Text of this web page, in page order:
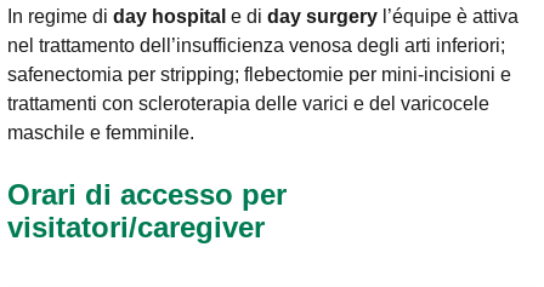
In regime di day hospital e di day surgery l’équipe è attiva
nel trattamento dell’insufficienza venosa degli arti inferiori;
safenectomia per stripping; flebectomie per mini-incisioni e
trattamenti con scleroterapia delle varici e del varicocele
maschile e femminile.
Orari di accesso per
visitatori/caregiver